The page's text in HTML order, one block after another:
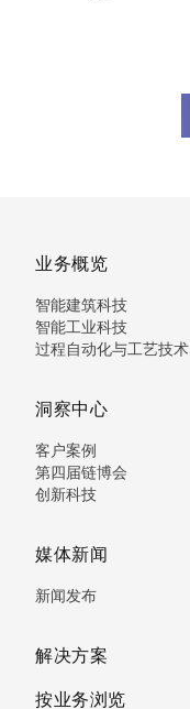
业务概览
智能建筑科技
智能工业科技
过程自动化与工艺技术
洞察中心
客户案例
第四届链博会
创新科技
媒体新闻
新闻发布
解决方案
按业务浏览